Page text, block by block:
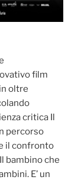
film
oltre
critica Il
percorso
il confronto
bambino che
E’ un